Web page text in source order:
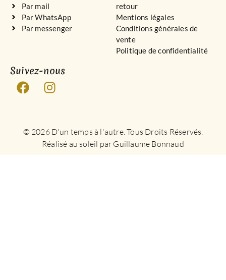
Par mail
Par WhatsApp
Par messenger
retour
Mentions légales
Conditions générales de
vente
Politique de confidentialité
Suivez-nous
© 2026 D'un temps à l'autre. Tous Droits Réservés.
Réalisé au soleil par Guillaume Bonnaud